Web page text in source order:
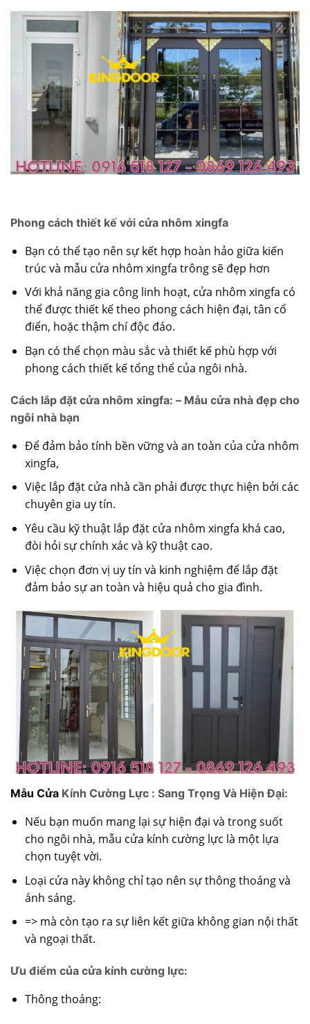
Phong cách thiết kế với cửa nhôm xingfa
Bạn có thể tạo nên sự kết hợp hoàn hảo giữa kiến
trúc và mẫu cửa nhôm xingfa trông sẽ đẹp hơn
Với khả năng gia công linh hoạt, cửa nhôm xingfa có
thể được thiết kế theo phong cách hiện đại, tân cổ
điển, hoặc thậm chí độc đáo.
Bạn có thể chọn màu sắc và thiết kế phù hợp với
phong cách thiết kế tổng thể của ngôi nhà.
Cách lắp đặt cửa nhôm xingfa: – Mẫu cửa nhà đẹp cho
ngôi nhà bạn
Để đảm bảo tính bền vững và an toàn của cửa nhôm
xingfa,
Việc lắp đặt cửa nhà cần phải được thực hiện bởi các
chuyên gia uy tín.
Yêu cầu kỹ thuật lắp đặt cửa nhôm xingfa khá cao,
đòi hỏi sự chính xác và kỹ thuật cao.
Việc chọn đơn vị uy tín và kinh nghiệm để lắp đặt
đảm bảo sự an toàn và hiệu quả cho gia đình.
Mẫu Cửa Kính Cường Lực : Sang Trọng Và Hiện Đại:
Nếu bạn muốn mang lại sự hiện đại và trong suốt
cho ngôi nhà, mẫu cửa kính cường lực là một lựa
chọn tuyệt vời.
Loại cửa này không chỉ tạo nên sự thông thoáng và
ánh sáng.
=> mà còn tạo ra sự liên kết giữa không gian nội thất
và ngoại thất.
Ưu điểm của cửa kính cường lực:
Thông thoáng: